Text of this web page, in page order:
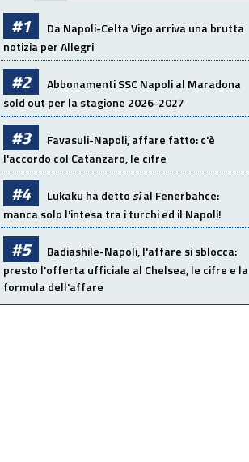
#1
Da Napoli-Celta Vigo arriva una brutta
notizia per Allegri
#2
Abbonamenti SSC Napoli al Maradona
sold out per la stagione 2026-2027
#3
Favasuli-Napoli, affare fatto: c'è
l'accordo col Catanzaro, le cifre
#4 Lukaku ha dettosìal Fenerbahce:
manca solo l'intesa tra i turchi ed il Napoli!
#5
Badiashile-Napoli, l'affare si sblocca:
presto l'offerta ufficiale al Chelsea, le cifre e la
formula dell'affare